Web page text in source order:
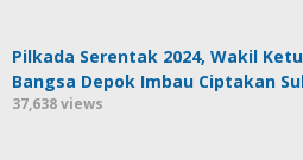
Pilkada Serentak 2024, Wakil
Bangsa Depok Imbau Ciptakan
37,638 views